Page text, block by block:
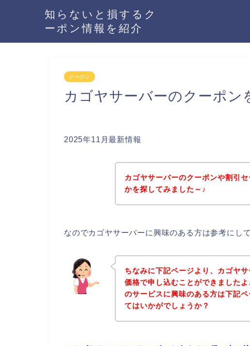
知らないと損するク
ーポン情報を紹介
クーポン
カゴヤサーバーのクーポン
2025年11月最新情報
カゴヤサーバーのクーポンや割引
かを探してみました～♪
なのでカゴヤサーバーに興味のある方は参考にし
ちなみに下記ページより、カゴヤ
価格で申し込むことができました
のサービスに興味のある方は下記
てはいかがでしょうか？